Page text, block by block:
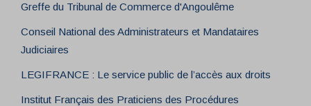
Greffe du Tribunal de Commerce d'Angoulême
Conseil National des Administrateurs et Mandataires
Judiciaires
LEGIFRANCE : Le service public de l’accès aux droits
Institut Français des Praticiens des Procédures